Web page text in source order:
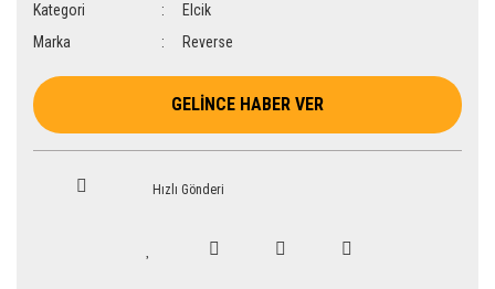
Kategori
Elcik
Marka
Reverse
GELİNCE HABER VER
Hızlı Gönderi